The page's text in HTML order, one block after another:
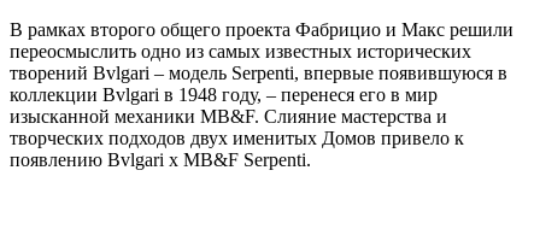
В рамках второго общего проекта Фабрицио и Макс решили
переосмыслить одно из самых известных исторических
творений Bvlgari – модель Serpenti, впервые появившуюся в
коллекции Bvlgari в 1948 году, – перенеся его в мир
изысканной механики MB&F. Слияние мастерства и
творческих подходов двух именитых Домов привело к
появлению Bvlgari x MB&F Serpenti.